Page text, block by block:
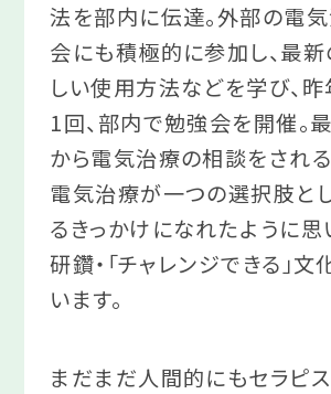
法を部内に伝達。外部の電
会にも積極的に参加し、最
しい使用方法などを学び、
1回、部内で勉強会を開催。
から電気治療の相談をされる
電気治療が一つの選択肢と
るきっかけになれたように思
研鑽・「チャレンジできる」
います。
まだまだ人間的にもセラピス